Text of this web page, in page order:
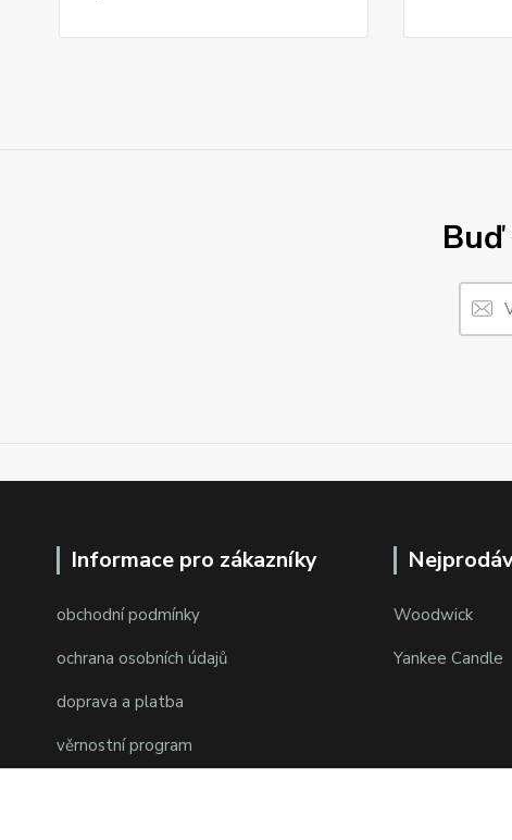
Informace pro zákazníky
obchodní podmínky
ochrana osobních údajů
doprava a platba
věrnostní program
Woodwick
Yankee Candle